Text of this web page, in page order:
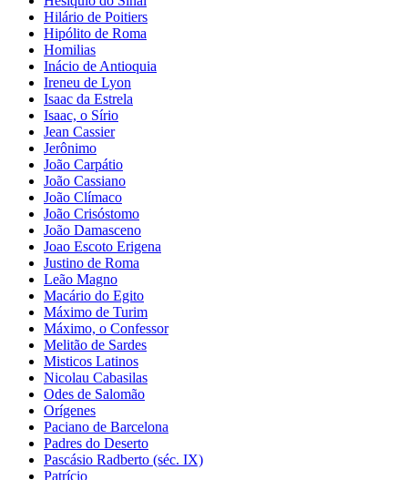
Hilário de Poitiers
Hipólito de Roma
Homilias
Inácio de Antioquia
Ireneu de Lyon
Isaac da Estrela
Isaac, o Sírio
Jean Cassier
Jerônimo
João Carpátio
João Cassiano
João Clímaco
João Crisóstomo
João Damasceno
Joao Escoto Erigena
Justino de Roma
Leão Magno
Macário do Egito
Máximo de Turim
Máximo, o Confessor
Melitão de Sardes
Misticos Latinos
Nicolau Cabasilas
Odes de Salomão
Orígenes
Paciano de Barcelona
Padres do Deserto
Pascásio Radberto (séc. IX)
Patrício